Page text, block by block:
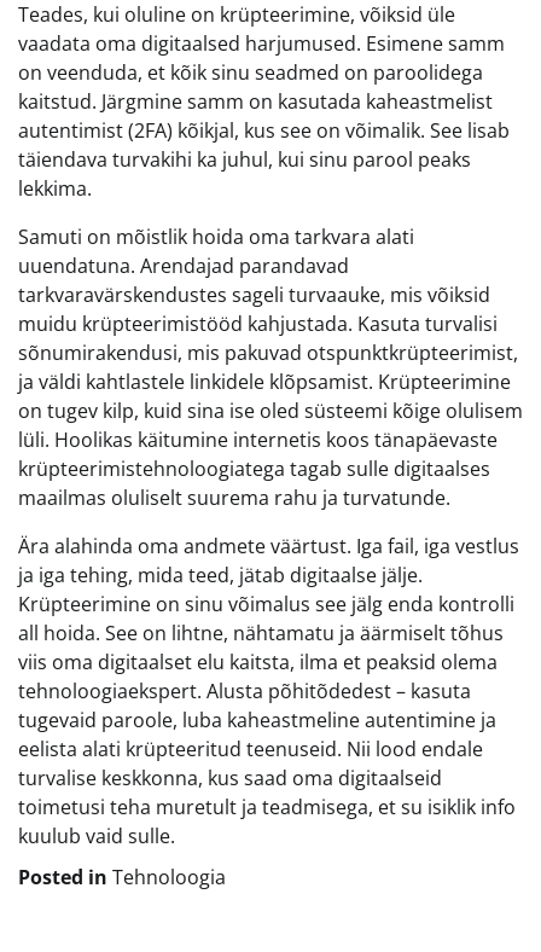
Teades, kui oluline on krüpteerimine, võiksid üle
vaadata oma digitaalsed harjumused. Esimene samm
on veenduda, et kõik sinu seadmed on paroolidega
kaitstud. Järgmine samm on kasutada kaheastmelist
autentimist (2FA) kõikjal, kus see on võimalik. See lisab
täiendava turvakihi ka juhul, kui sinu parool peaks
lekkima.
Samuti on mõistlik hoida oma tarkvara alati
uuendatuna. Arendajad parandavad
tarkvaravärskendustes sageli turvaauke, mis võiksid
muidu krüpteerimistööd kahjustada. Kasuta turvalisi
sõnumirakendusi, mis pakuvad otspunktkrüpteerimist,
ja väldi kahtlastele linkidele klõpsamist. Krüpteerimine
on tugev kilp, kuid sina ise oled süsteemi kõige olulisem
lüli. Hoolikas käitumine internetis koos tänapäevaste
krüpteerimistehnoloogiatega tagab sulle digitaalses
maailmas oluliselt suurema rahu ja turvatunde.
Ära alahinda oma andmete väärtust. Iga fail, iga vestlus
ja iga tehing, mida teed, jätab digitaalse jälje.
Krüpteerimine on sinu võimalus see jälg enda kontrolli
all hoida. See on lihtne, nähtamatu ja äärmiselt tõhus
viis oma digitaalset elu kaitsta, ilma et peaksid olema
tehnoloogiaekspert. Alusta põhitõdedest – kasuta
tugevaid paroole, luba kaheastmeline autentimine ja
eelista alati krüpteeritud teenuseid. Nii lood endale
turvalise keskkonna, kus saad oma digitaalseid
toimetusi teha muretult ja teadmisega, et su isiklik info
kuulub vaid sulle.
Posted in Tehnoloogia